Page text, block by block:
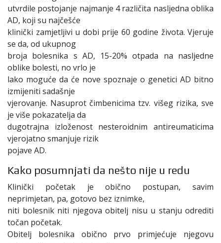
utvrdile postojanje najmanje 4 različita nasljedna oblika
AD, koji su najčešće
klinički zamjetljivi u dobi prije 60 godine života. Vjeruje
se da, od ukupnog
broja bolesnika s AD, 15-20% otpada na nasljedne
oblike bolesti, no vrlo je
lako moguće da će nove spoznaje o genetici AD bitno
izmijeniti sadašnje
vjerovanje. Nasuprot čimbenicima tzv. višeg rizika, sve
je više pokazatelja da
dugotrajna izloženost nesteroidnim antireumaticima
vjerojatno smanjuje rizik
pojave AD.
Kako posumnjati da nešto nije u redu
Klinički početak je obično postupan, savim
neprimjetan, pa, gotovo bez iznimke,
niti bolesnik niti njegova obitelj nisu u stanju odrediti
točan početak.
Obitelj bolesnika obično prvo primjećuje njegovu